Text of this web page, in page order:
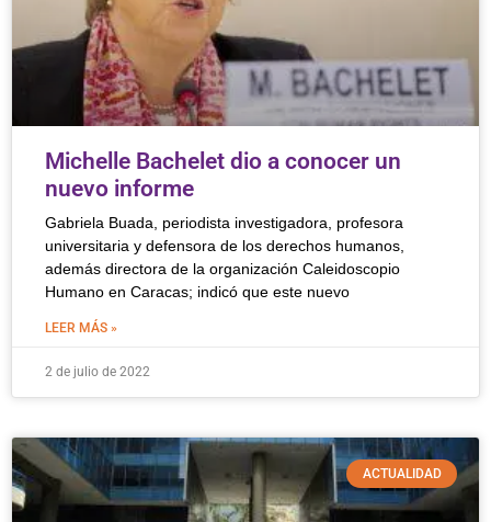
Michelle Bachelet dio a conocer un
nuevo informe
Gabriela Buada, periodista investigadora, profesora
universitaria y defensora de los derechos humanos,
además directora de la organización Caleidoscopio
Humano en Caracas; indicó que este nuevo
LEER MÁS »
2 de julio de 2022
ACTUALIDAD